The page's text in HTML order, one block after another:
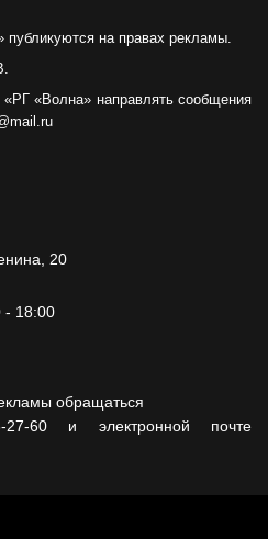
на правах рекламы.
«Волна» направлять сообщения
20
- 18:00
обращаться
60 и электронной почте